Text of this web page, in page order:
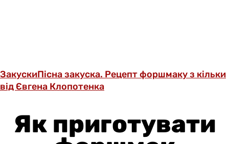
ЗакускиПісна закуска. Рецепт форшмаку з кільки
від Євгена Клопотенка
Як приготувати